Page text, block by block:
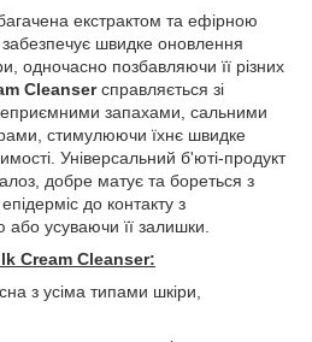
екстрактом та ефірною
забезпечує швидке оновлення
одночасно позбавляючи її різних
Cleanserсправляється зі
запахами, сальними
стимулюючи їхнє швидке
Універсальний б'юті-продукт
добре матує та бореться з
до контакту з
усуваючи її залишки.
Cream Cleanser:
з усіма типами шкіри,